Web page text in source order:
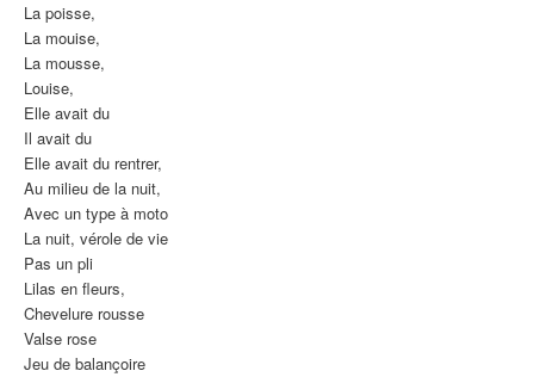
La poisse,
La mouise,
La mousse,
Louise,
Elle avait du
Il avait du
Elle avait du rentrer,
Au milieu de la nuit,
Avec un type à moto
La nuit, vérole de vie
Pas un pli
Lilas en fleurs,
Chevelure rousse
Valse rose
Jeu de balançoire